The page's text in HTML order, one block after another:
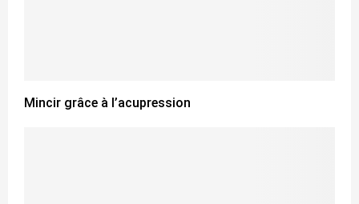
Mincir grâce à l’acupression